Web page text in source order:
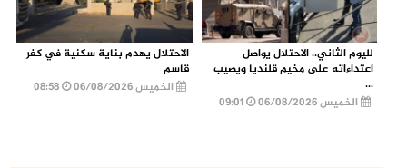
لليوم الثاني.. الاحتلال يواصل
اعتداءاته على مخيم قلنديا ويصيب
...
الخميس 06/08/2026
الاحتلال يهدم بناية سكنية في كفر
قاسم
الخميس 06/08/2026
08:58